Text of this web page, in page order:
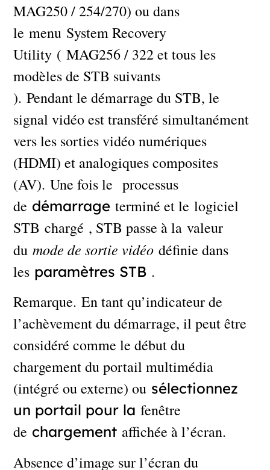
MAG250 / 254/270) ou dans
le menu System Recovery
Utility ( MAG256 / 322 et tous les
modèles de STB suivants
). Pendant le démarrage du STB, le
signal vidéo est transféré simultanément
vers les sorties vidéo numériques
(HDMI) et analogiques composites
(AV). Une fois le processus
de démarrage terminé et le logiciel
STB chargé , STB passe à la valeur
dumode de sortie vidéo définie dans
les paramètres STB .
Remarque. En tant qu’indicateur de
l’achèvement du démarrage, il peut être
considéré comme le début du
chargement du portail multimédia
(intégré ou externe) ou sélectionnez
un portail pour la fenêtre
de chargement affichée à l’écran.
Absence d’image sur l’écran du